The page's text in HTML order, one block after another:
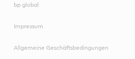
bp global
Impressum
Allgemeine Geschäftsbedingungen